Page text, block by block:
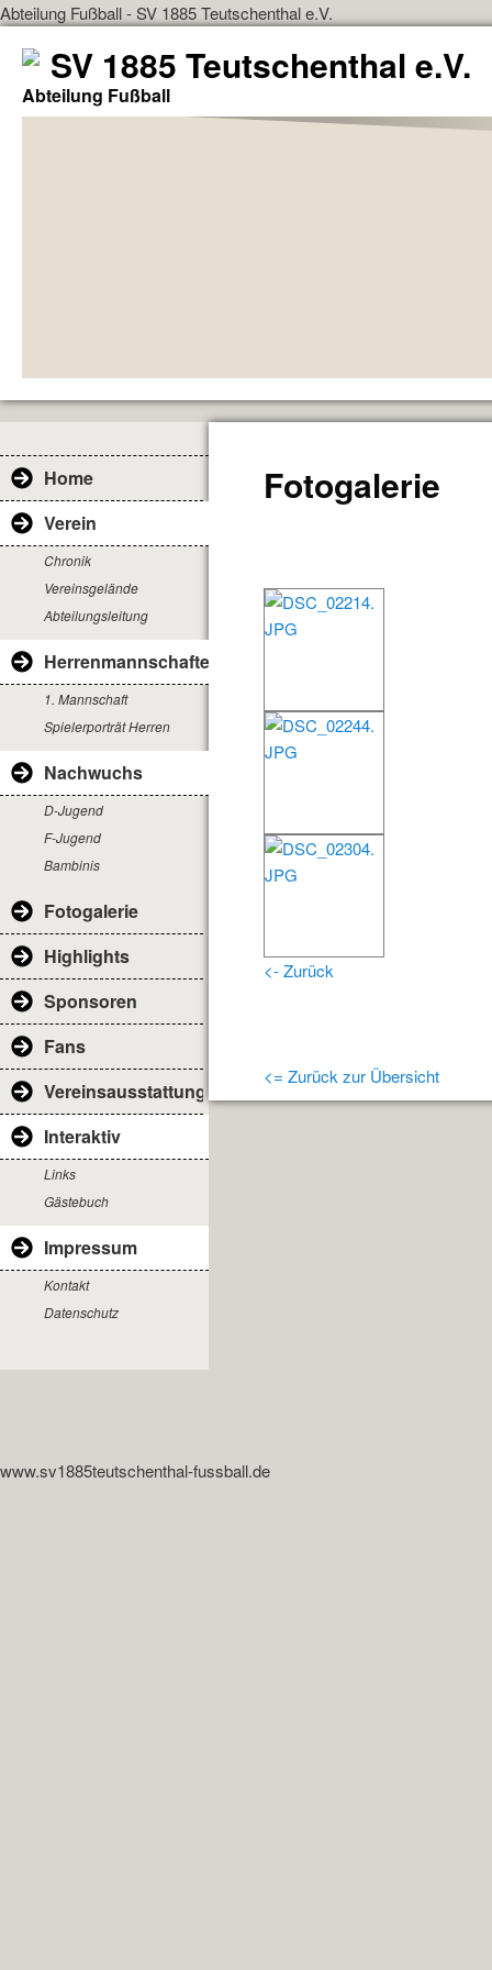
Abteilung Fußball - SV 1885 Teutschenthal e.V.
SV 1885 Teutschenthal e.V.
Abteilung Fußball
Home
Verein
Chronik
Vereinsgelände
Abteilungsleitung
Herrenmannschaften
1. Mannschaft
Spielerporträt Herren
Nachwuchs
D-Jugend
F-Jugend
Bambinis
Fotogalerie
Highlights
Sponsoren
Fans
Vereinsausstattung
Interaktiv
Links
Gästebuch
Impressum
Kontakt
Datenschutz
Fotogalerie
<- Zurück
<= Zurück zur Übersicht
www.sv1885teutschenthal-fussball.de